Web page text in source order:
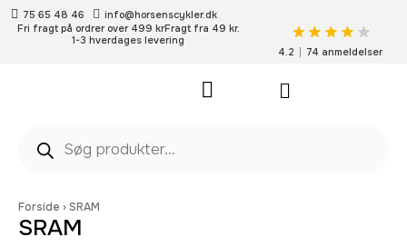
75 65 48 46 info@horsenscykler.dk
4.2 74 anmeldelser
Fri fragt på ordrer over 499 krFragt fra 49 kr.
1-3 hverdages levering
Forside ›SRAM
SRAM